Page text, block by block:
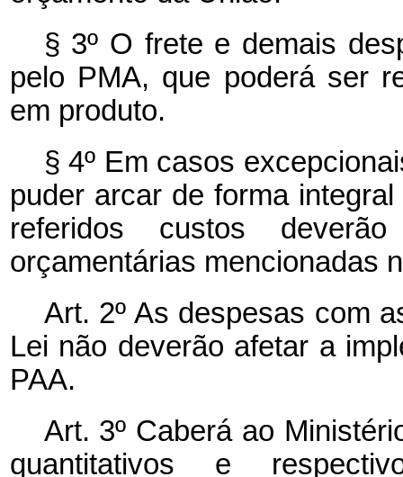
§ 3º O frete e demais
pelo PMA, que poderá ser
em produto.
§ 4º Em casos
puder arcar de forma
referidos custos
orçamentárias mencionadas
Art. 2º As despesas com
Lei não deverão afetar a
PAA.
Art. 3º Caberá ao
quantitativos e